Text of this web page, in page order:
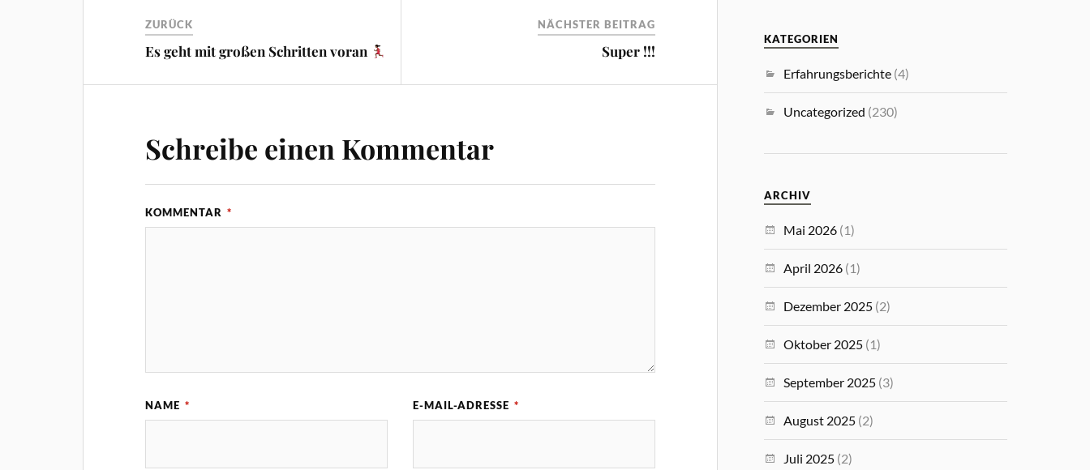
ZURÜCK
Es geht mit großen Schritten voran
NÄCHSTER BEITRAG
Super !!!
Schreibe einen Kommentar
KOMMENTAR *
NAME * E-MAIL-ADRESSE *
KATEGORIEN
Erfahrungsberichte (4)
Uncategorized (230)
ARCHIV
Mai 2026 (1)
April 2026 (1)
Dezember 2025 (2)
Oktober 2025 (1)
September 2025 (3)
August 2025 (2)
Juli 2025 (2)